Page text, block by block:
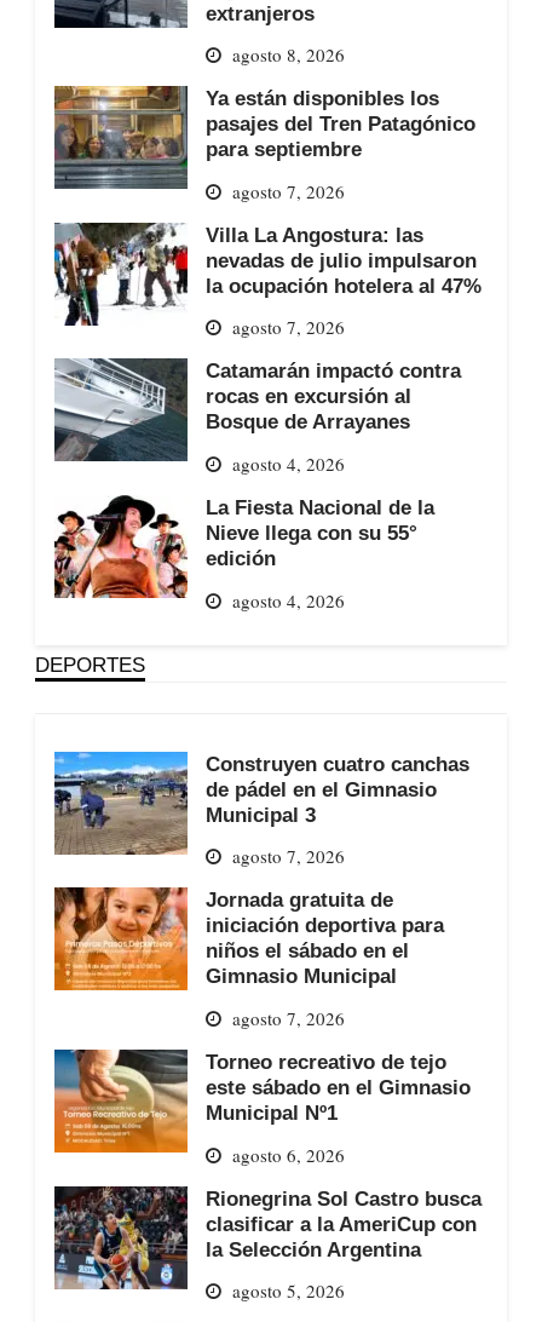
extranjeros
agosto 8, 2026
Ya están disponibles los
pasajes del Tren Patagónico
para septiembre
agosto 7, 2026
Villa La Angostura: las
nevadas de julio impulsaron
la ocupación hotelera al 47%
agosto 7, 2026
Catamarán impactó contra
rocas en excursión al
Bosque de Arrayanes
agosto 4, 2026
La Fiesta Nacional de la
Nieve llega con su 55°
edición
agosto 4, 2026
DEPORTES
Construyen cuatro canchas
de pádel en el Gimnasio
Municipal 3
agosto 7, 2026
Jornada gratuita de
iniciación deportiva para
niños el sábado en el
Gimnasio Municipal
agosto 7, 2026
Torneo recreativo de tejo
este sábado en el Gimnasio
Municipal Nº1
agosto 6, 2026
Rionegrina Sol Castro busca
clasificar a la AmeriCup con
la Selección Argentina
agosto 5, 2026